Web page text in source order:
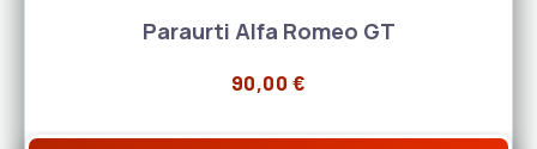
Paraurti Alfa Romeo GT
90,00 €